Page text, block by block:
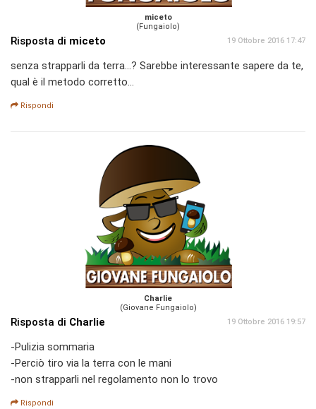
miceto
(Fungaiolo)
Risposta di miceto 19 Ottobre 2016 17:47
senza strapparli da terra...? Sarebbe interessante sapere da te,
qual è il metodo corretto...
Rispondi
Charlie
(Giovane Fungaiolo)
Risposta di Charlie 19 Ottobre 2016 19:57
-Pulizia sommaria
-Perciò tiro via la terra con le mani
-non strapparli nel regolamento non lo trovo
Rispondi